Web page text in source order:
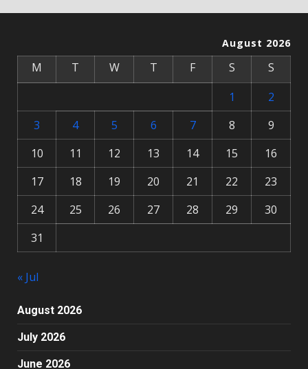
August 2026
M T W T F S
S
1
2
3
4 5 6 7 8
9
10
11 12 13 14 15
16
17
18 19 20 21 22
23
24
25 26 27 28 29
30
31
« Jul
August 2026
July 2026
June 2026